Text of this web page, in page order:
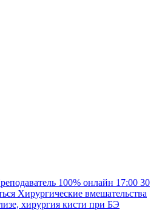
100% онлайн 17:00 30
Хирургические вмешательства
хирургия кисти при БЭ